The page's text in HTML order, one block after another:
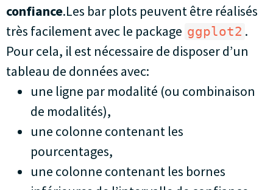
confiance.Les bar plots peuvent être réalisés
très facilement avec le package ggplot2 .
Pour cela, il est nécessaire de disposer d’un
tableau de données avec:
une ligne par modalité (ou combinaison
de modalités),
une colonne contenant les
pourcentages,
une colonne contenant les bornes